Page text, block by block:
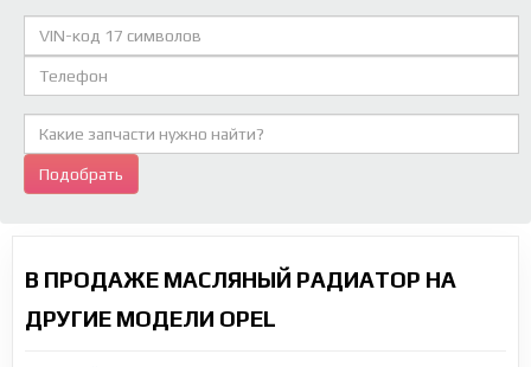
Подобрать
В ПРОДАЖЕ МАСЛЯНЫЙ РАДИАТОР НА
ДРУГИЕ МОДЕЛИ OPEL